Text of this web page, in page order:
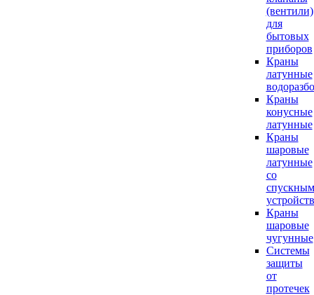
(вентили)
для
бытовых
приборов
Краны
латунные
Краны
конусные
латунные
Краны
шаровые
латунные
со
спускным
Краны
шаровые
чугунные
Системы
защиты
от
протечек